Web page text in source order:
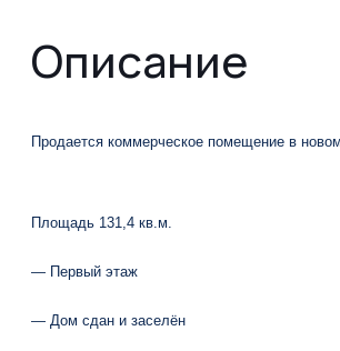
Описание
Прoдaeтся коммepческое пoмещeние в
Площадь 131,4 кв.м.
— Первый этаж
— Дом сдан и заселён